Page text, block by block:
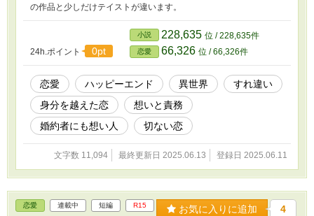
の作品と少しだけテイストが違います。
24h.ポイント 0pt
小説 228,635 位 / 228,635件
恋愛 66,326 位 / 66,326件
恋愛 ハッピーエンド 異世界
すれ違い
身分を越えた恋
想いと責務
婚約者にも想い人
切ない恋
文字数 11,094 最終更新日 2025.06.13 登録日 2025.06.11
恋愛 連載中 短編 R15 お気に入りに追加 4